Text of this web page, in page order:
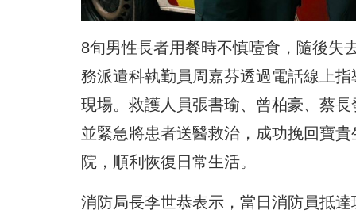
8旬男性長者用餐時不慎噎食，隨後失
務派遣科執勤員周嘉芬透過電話線上
現場。救護人員張書瑜、曾柏豪、蔡
並緊急將患者送醫救治，成功挽回寶
院，順利恢復日常生活。
消防局長李世恭表示，當日消防員抵